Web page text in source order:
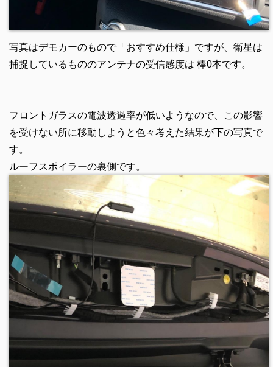
写真はデモカーのもので「おすすめ仕様」ですが、衛星は
捕捉しているもののアンテナの受信感度は 棒0本です。
フロントガラスの電波透過率が低いようなので、この影響
を受けない所に移動しようと色々考えた結果が下の写真で
す。
ルーフスポイラーの裏側です。